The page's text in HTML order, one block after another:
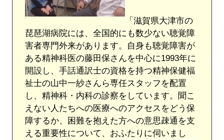
「滋賀県大津市の
琵琶湖病院には、全国的にも数少ない聴覚障
害者専門外来があります。自身も聴覚障害が
ある精神科医の藤田保さんを中心に1993年に
開設し、手話通訳士の資格を持つ精神保健福
祉士の山中一紗さんら専任スタッフを配置
し、精神科・内科の診察をしています。聞こ
えない人たちへの医療へのアクセスをどう保
障するか、困難を抱えた方への意思疎通を支
える重要性について、おふたりに伺いまし